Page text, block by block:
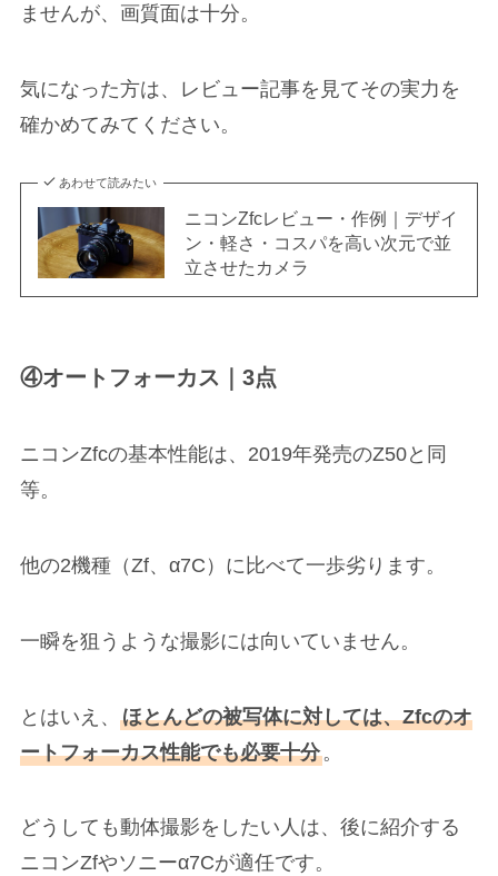
ませんが、画質面は十分。
気になった方は、レビュー記事を見てその実力を
確かめてみてください。
あわせて読みたい
ニコンZfcレビュー・作例｜デザイ
ン・軽さ・コスパを高い次元で並
立させたカメラ
④オートフォーカス｜3点
ニコンZfcの基本性能は、2019年発売のZ50と同
等。
他の2機種（Zf、α7C）に比べて一歩劣ります。
一瞬を狙うような撮影には向いていません。
とはいえ、 ほとんどの被写体に対しては、Zfcのオ
ートフォーカス性能でも必要十分。
どうしても動体撮影をしたい人は、後に紹介する
ニコンZfやソニーα7Cが適任です。